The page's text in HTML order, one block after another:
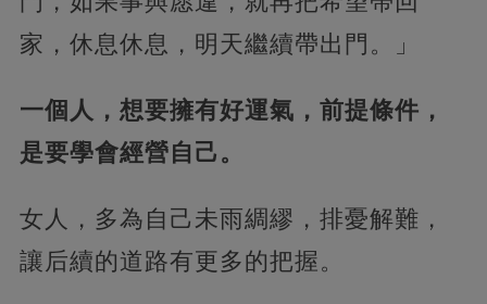
家，休息休息，明天繼續帶出門。」
一個人，想要擁有好運氣，前提條件，
是要學會經營自己。
女人，多為自己未雨綢繆，排憂解難，
讓后續的道路有更多的把握。